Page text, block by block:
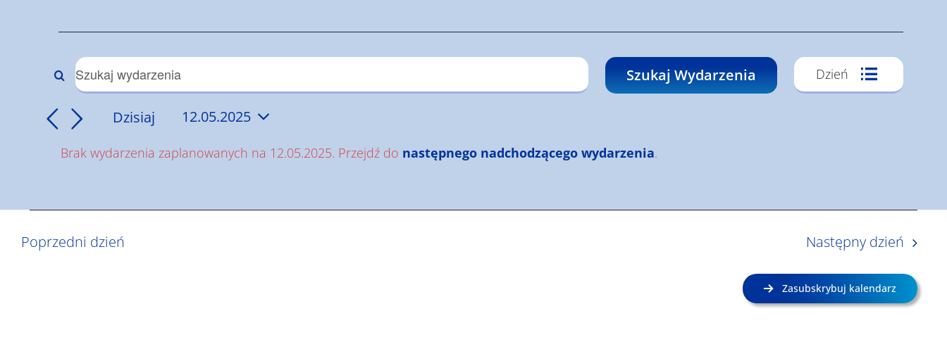
Wydarzenia
for
12.05.2025
Powiadomienie
Brak wydarzenia zaplanowanych na 12.05.2025. Przejdź do następnego nadchodzącego wydarzenia.
Wydarzenia
Nawigacja
po
i
Wpisz
kluczowe.
Wydarzenia
Szukaj Wydarzenia
Widoki
Dzień
Dzisiaj 12.05.2025
datę.
Poprzedni dzień Następny dzień
Zasubskrybuj kalendarz